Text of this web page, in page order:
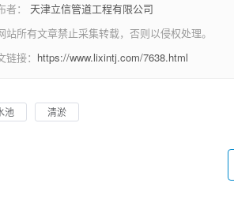
者： 天津立信管道工程有限公司
站所有文章禁止采集转载，否则以侵权处理。
链接： https://www.lixintj.com/7638.html
池 清淤